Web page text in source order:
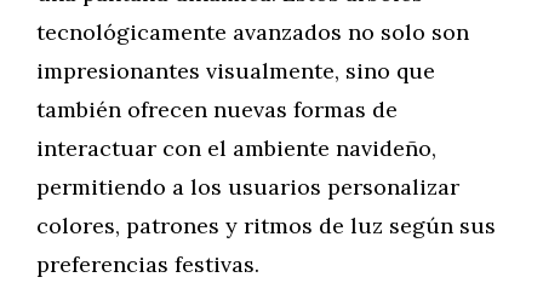
tecnológicamente avanzados no solo son
impresionantes visualmente, sino que
también ofrecen nuevas formas de
interactuar con el ambiente navideño,
permitiendo a los usuarios personalizar
colores, patrones y ritmos de luz según sus
preferencias festivas.